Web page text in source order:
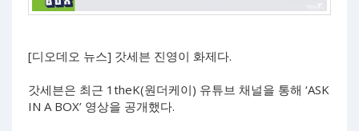
[디오데오 뉴스] 갓세븐 진영이 화제다.
갓세븐은 최근 1theK(원더케이) 유튜브 채널을 통해 ‘ASK
IN A BOX’ 영상을 공개했다.